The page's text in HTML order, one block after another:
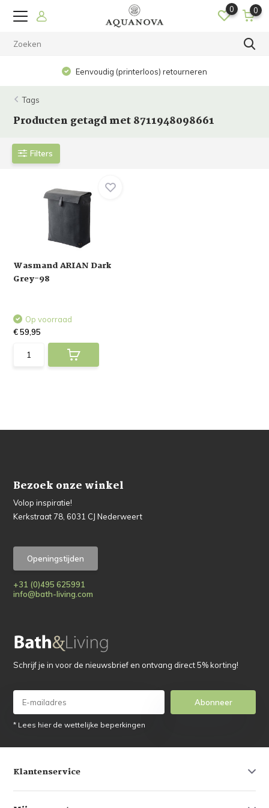
0 0
Eenvoudig (printerloos) retourneren
Tags
Producten getagd met 8711948098661
Filters
Wasmand ARIAN Dark
Grey-98
Op voorraad
€ 59,95
Bezoek onze winkel
Volop inspiratie!
Kerkstraat 78, 6031 CJ Nederweert
Openingstijden
+31 (0)495 625991
info@bath-living.com
Schrijf je in voor de nieuwsbrief en ontvang direct 5% korting!
Abonneer
* Lees hier de wettelijke beperkingen
Klantenservice